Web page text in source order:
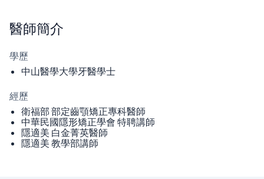
醫師簡介
學歷
中山醫學大學牙醫學士
經歷
衛福部 部定齒顎矯正專科醫師
中華民國隱形矯正學會 特聘講師
隱適美 白金菁英醫師
隱適美 教學部講師